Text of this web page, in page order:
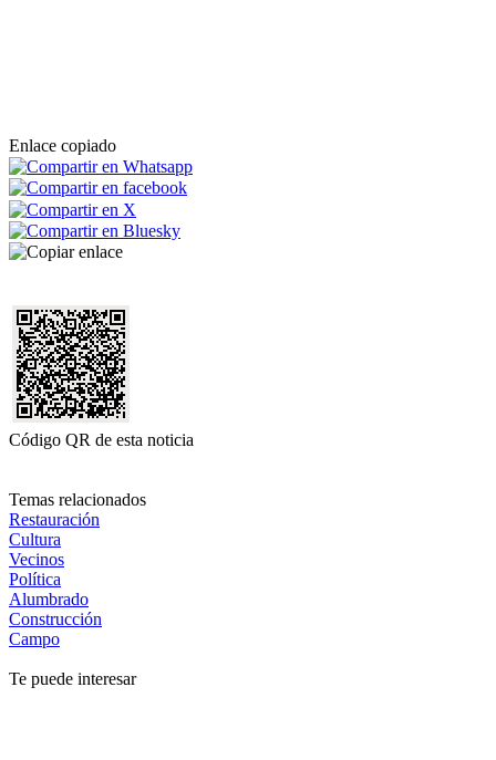
Enlace copiado
Código QR de esta noticia
Temas relacionados
Restauración
Cultura
Vecinos
Política
Alumbrado
Construcción
Campo
Te puede interesar